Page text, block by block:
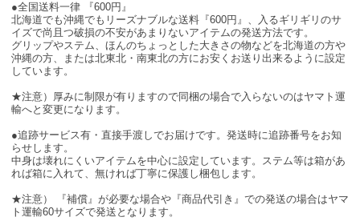
●全国送料一律 『600円』
北海道でも沖縄でもリーズナブルな送料『600円』、入るギリギリのサ
イズで尚且つ破損の不安があまりないアイテムの発送方法です。
グリップやステム、ほんのちょっとした大きさの物などを北海道の方や
沖縄の方、または北東北・南東北の方にお安くお送り出来るように設定
しています。
★注意）厚みに制限が有りますので同梱の場合で入らないのはヤマト運
輸へと変更になります。
●追跡サービス有・直接手渡しでお届けです。発送時に追跡番号をお知
らせします。
中身は壊れにくいアイテムを中心に設定しています。ステム等は箱があ
れば箱に入れて、無ければ丁寧に保護し梱包します。
★注意） 『補償』が必要な場合や『商品代引き』での発送の場合はヤマ
ト運輸60サイズで発送となります。